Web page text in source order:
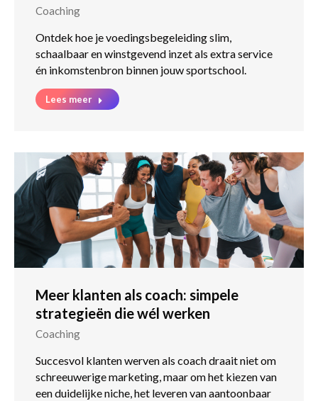
Coaching
Ontdek hoe je voedingsbegeleiding slim,
schaalbaar en winstgevend inzet als extra service
én inkomstenbron binnen jouw sportschool.
Lees meer
Meer klanten als coach: simpele
strategieën die wél werken
Coaching
Succesvol klanten werven als coach draait niet om
schreeuwerige marketing, maar om het kiezen van
een duidelijke niche, het leveren van aantoonbaar